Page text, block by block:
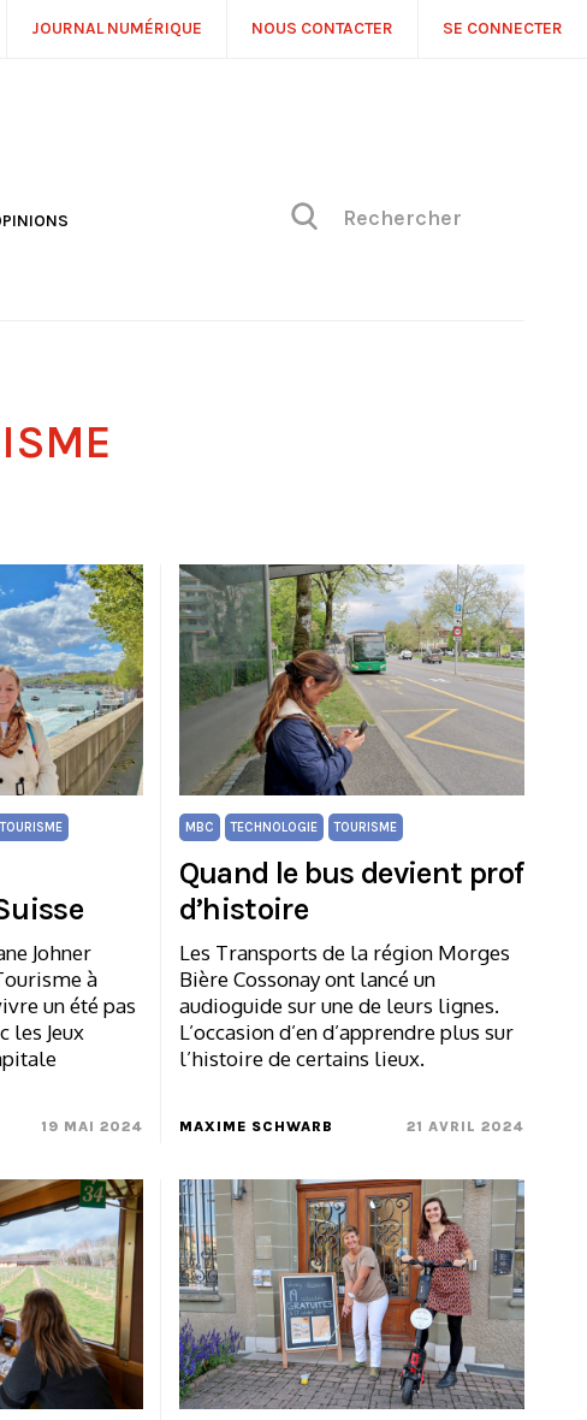
JOURNAL NUMÉRIQUE NOUS CONTACTER SE CONNECTER
TOURISME
Johner
à
un été pas
les Jeux
19 MAI 2024
MBC TECHNOLOGIE TOURISME
Quand le bus devient prof
d’histoire
Les Transports de la région Morges
Bière Cossonay ont lancé un
audioguide sur une de leurs lignes.
L’occasion d’en d’apprendre plus sur
l’histoire de certains lieux.
MAXIME SCHWARB 21 AVRIL 2024